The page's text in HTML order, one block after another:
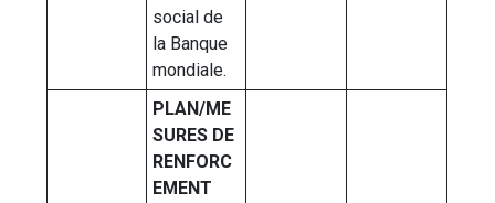
social de
la Banque
mondiale.
PLAN/ME
SURES DE
RENFORC
EMENT